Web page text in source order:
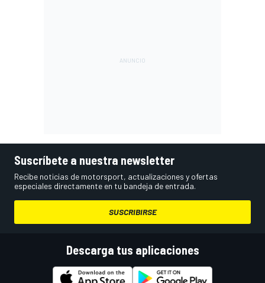
Suscríbete a nuestra newsletter
Recibe noticias de motorsport, actualizaciones y ofertas
especiales directamente en tu bandeja de entrada.
SUSCRIBIRSE
Descarga tus aplicaciones